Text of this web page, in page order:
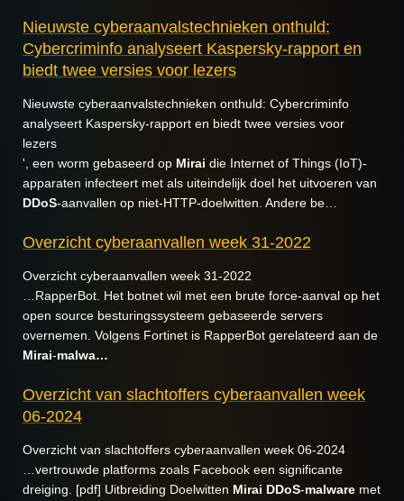
Nieuwste cyberaanvalstechnieken onthuld:
Cybercriminfo analyseert Kaspersky-rapport en
biedt twee versies voor lezers
Nieuwste cyberaanvalstechnieken onthuld: Cybercriminfo
analyseert Kaspersky-rapport en biedt twee versies voor
lezers
', een worm gebaseerd op Mirai die Internet of Things (IoT)-
apparaten infecteert met als uiteindelijk doel het uitvoeren van
DDoS-aanvallen op niet-HTTP-doelwitten. Andere be…
Overzicht cyberaanvallen week 31-2022
Overzicht cyberaanvallen week 31-2022
…RapperBot. Het botnet wil met een brute force-aanval op het
open source besturingssysteem gebaseerde servers
overnemen. Volgens Fortinet is RapperBot gerelateerd aan de
Mirai-malwa…
Overzicht van slachtoffers cyberaanvallen week
06-2024
Overzicht van slachtoffers cyberaanvallen week 06-2024
…vertrouwde platforms zoals Facebook een significante
dreiging. [pdf] Uitbreiding Doelwitten Mirai DDoS-malware met